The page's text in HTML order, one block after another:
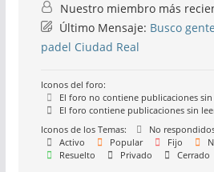
Nuestro miembro más
Último Mensaje: Busco
padel Ciudad Real
Iconos del foro:
El foro no contiene publicaciones sin
El foro contiene publicaciones sin
Iconos de los Temas:
No
Activo
Popular Fijo
Resuelto
Privado Cerrado